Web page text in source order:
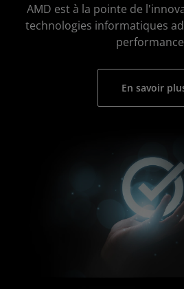
AMD est à la pointe de
technologies informatiques
En savoir